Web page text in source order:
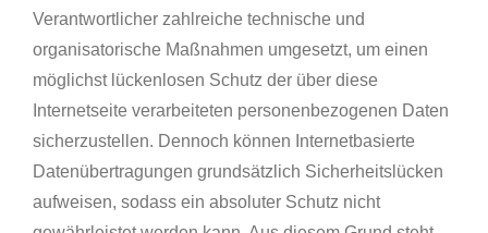
Verantwortlicher zahlreiche technische und
organisatorische Maßnahmen umgesetzt, um einen
möglichst lückenlosen Schutz der über diese
Internetseite verarbeiteten personenbezogenen Daten
sicherzustellen. Dennoch können Internetbasierte
Datenübertragungen grundsätzlich Sicherheitslücken
aufweisen, sodass ein absoluter Schutz nicht